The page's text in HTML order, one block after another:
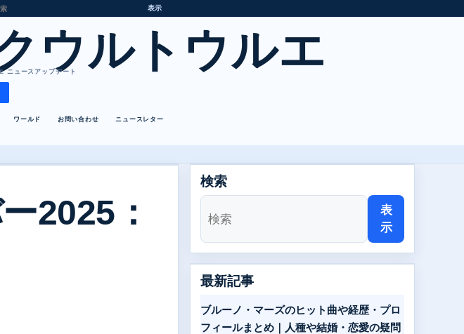
表示
ウルトウルエ
ニュースアップデート
ワールド お問い合わせ ニュースレター
2025：
検索
表
示
最新記事
ブルーノ・マーズのヒット曲や経歴・プロ
フィールまとめ｜人種や結婚・恋愛の疑問